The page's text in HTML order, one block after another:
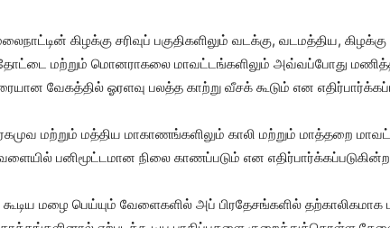
கிழக்கு சரிவுப் பகுதிகளிலும் வடக்கு, வடமத்திய,
மற்றும் மொனராகலை மாவட்டங்களிலும் அவ்வப்போது
வேகத்தில் ஓரளவு பலத்த காற்று வீசக் கூடும் என
மற்றும் மத்திய மாகாணங்களிலும் காலி மற்றும் மாத்தறை
பனிமூட்டமான நிலை காணப்படும் என
கூடிய மழை பெய்யும் வேளைகளில் அப் பிரதேசங்களில் தற்காலிகமாக